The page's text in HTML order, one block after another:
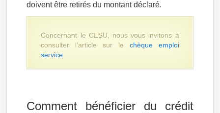
doivent être retirés du montant déclaré.
Concernant le CESU, nous vous invitons à
consulter l’article sur le chèque emploi
service
Comment bénéficier du crédit